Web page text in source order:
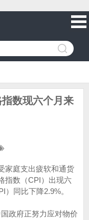
数现六个月来
家庭支出疲软和通货
指数（CPI）出现六
同比下降2.9%。
政府正努力应对物价